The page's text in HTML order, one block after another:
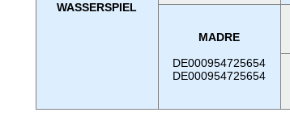
WASSERSPIEL
MADRE
DE000954725654
DE000954725654